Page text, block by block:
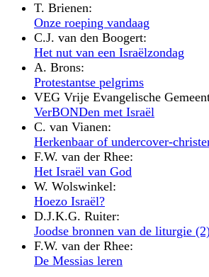
T. Brienen:
Onze roeping vandaag
C.J. van den Boogert:
Het nut van een Israëlzondag
A. Brons:
Protestantse pelgrims
VEG Vrije Evangelische
VerBONDen met Israël
C. van Vianen:
Herkenbaar of undercover-
F.W. van der Rhee:
Het Israël van God
W. Wolswinkel:
Hoezo Israël?
D.J.K.G. Ruiter:
Joodse bronnen van de liturgie
F.W. van der Rhee:
De Messias leren